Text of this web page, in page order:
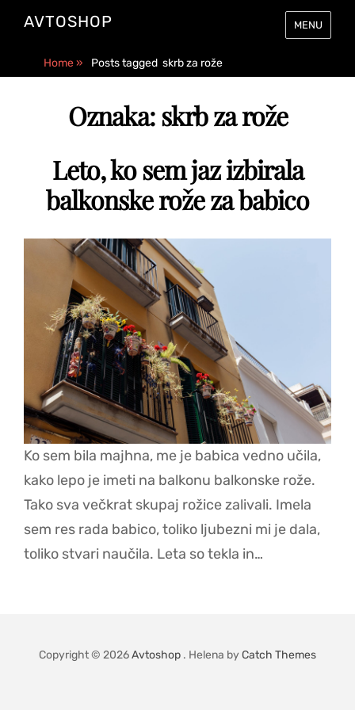
AVTOSHOP MENU
Home» Posts tagged skrb za rože
Oznaka:skrb za rože
Leto, ko sem jaz izbirala
balkonske rože za babico
Ko sem bila majhna, me je babica vedno učila,
kako lepo je imeti na balkonu balkonske rože.
Tako sva večkrat skupaj rožice zalivali. Imela
sem res rada babico, toliko ljubezni mi je dala,
toliko stvari naučila. Leta so tekla in…
Copyright © 2026Avtoshop . Helena byCatch Themes